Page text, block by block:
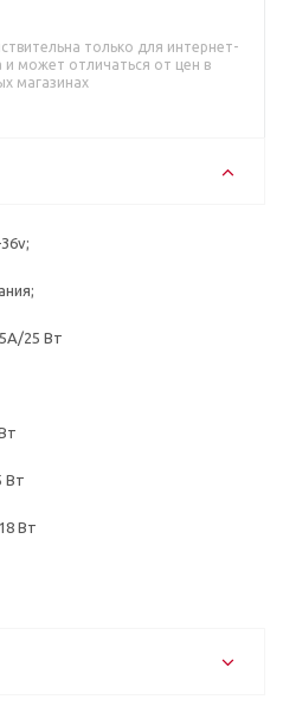
только для интернет-
и может отличаться от цен в
магазинах
25 Вт
Вт
Вт